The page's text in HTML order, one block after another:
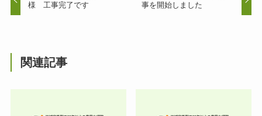
様 工事完了です
事を開始しました
関連記事